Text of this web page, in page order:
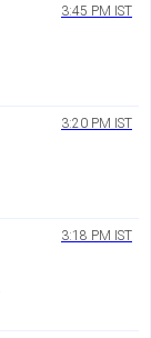
3:45 PM IST
3:20 PM IST
3:18 PM IST